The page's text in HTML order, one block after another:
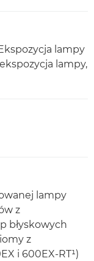
lampy
lampy,
lampy
z
błyskowych
z
i 600EX-RT¹)